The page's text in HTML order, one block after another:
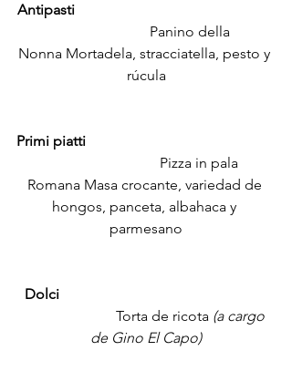
Antipasti
                         Panino della
Nonna Mortadela, stracciatella, pesto y
rúcula
Primi piatti
                              Pizza in pala
Romana Masa crocante, variedad de
hongos, panceta, albahaca y
parmesano
  Dolci
                         Torta de ricota
(a cargo
de Gino El Capo)